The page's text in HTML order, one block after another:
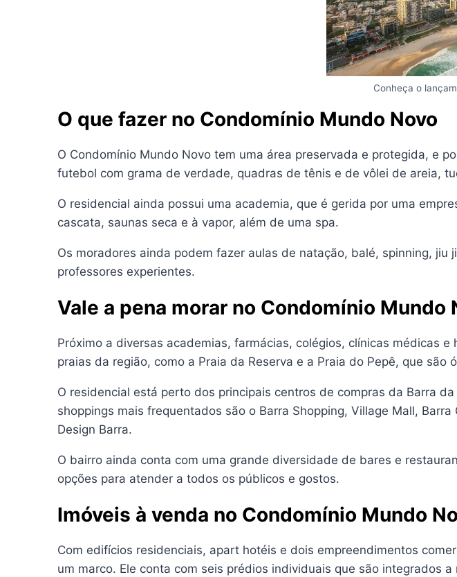
Conheça o
O que fazer no Condomínio Mundo Novo
O Condomínio Mundo Novo tem uma área preservada e protegida, e
futebol com grama de verdade, quadras de tênis e de vôlei de areia,
O residencial ainda possui uma academia, que é gerida por uma
cascata, saunas seca e à vapor, além de uma spa.
Os moradores ainda podem fazer aulas de natação, balé, spinning,
professores experientes.
Vale a pena morar no Condomínio Mundo
Próximo a diversas academias, farmácias, colégios, clínicas médicas
praias da região, como a Praia da Reserva e a Praia do Pepê, que
O residencial está perto dos principais centros de compras da Barra
shoppings mais frequentados são o Barra Shopping, Village Mall,
Design Barra.
O bairro ainda conta com uma grande diversidade de bares e
opções para atender a todos os públicos e gostos.
Imóveis à venda no Condomínio Mundo
Com edifícios residenciais, apart hotéis e dois empreendimentos
um marco. Ele conta com seis prédios individuais que são integrados